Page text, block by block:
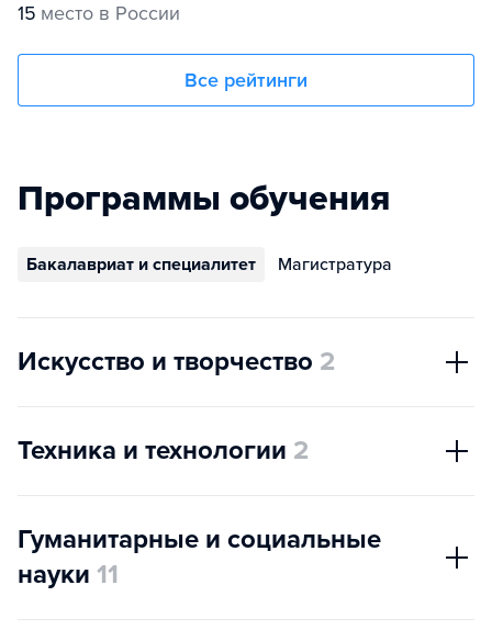
15 место в России
Все рейтинги
Программы обучения
Бакалавриат и специалитет Магистратура
Искусство и творчество 2
Техника и технологии 2
Гуманитарные и социальные
науки 11